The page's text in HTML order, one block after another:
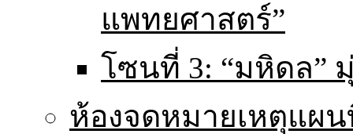
แพทยศาสตร์”
โซนที่ 3: “มหิดล”
ห้องจดหมายเหตุแผ